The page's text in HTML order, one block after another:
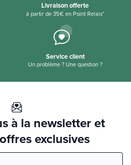
Livraison offerte
à partir de 35€ en Point Relais*
Service client
Un problème ? Une question ?
à la newsletter et
exclusives